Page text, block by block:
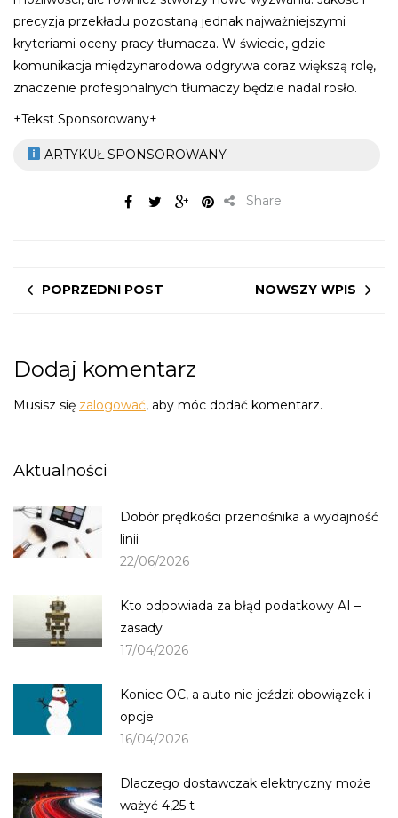
precyzja przekładu pozostaną jednak najważniejszymi
kryteriami oceny pracy tłumacza. W świecie, gdzie
komunikacja międzynarodowa odgrywa coraz większą rolę,
znaczenie profesjonalnych tłumaczy będzie nadal rosło.
+Tekst Sponsorowany+
ARTYKUŁ SPONSOROWANY
Share
POPRZEDNI POST NOWSZY WPIS
Dodaj komentarz
Musisz się zalogować, aby móc dodać komentarz.
Aktualności
Dobór prędkości przenośnika a wydajność
linii
22/06/2026
Kto odpowiada za błąd podatkowy AI –
zasady
17/04/2026
Koniec OC, a auto nie jeździ: obowiązek i
opcje
16/04/2026
Dlaczego dostawczak elektryczny może
ważyć 4,25 t